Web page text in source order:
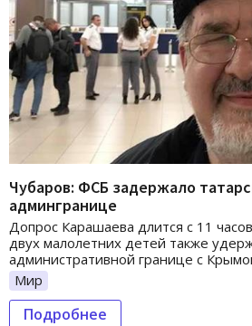
Чубаров: ФСБ задержало
админгранице
Допрос Карашаева длится с 11
двух малолетних детей также
административной границе с
Мир
Подробнее